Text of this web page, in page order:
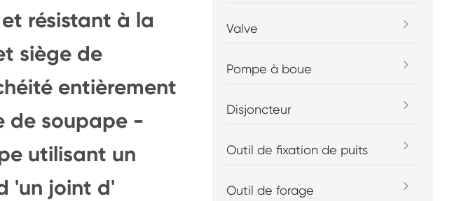
résistant à la
siège de
entièrement
de soupape -
utilisant un
'un joint d'
Valve
Pompe à boue
Disjoncteur
Outil de fixation de puits
Outil de forage